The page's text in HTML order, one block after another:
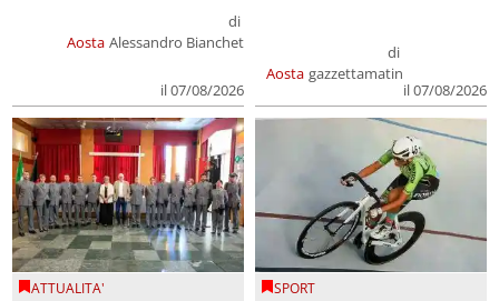
Aosta
di
Alessandro Bianchet
il 07/08/2026
Aosta
di
gazzettamatin
il 07/08/2026
ATTUALITA' SPORT